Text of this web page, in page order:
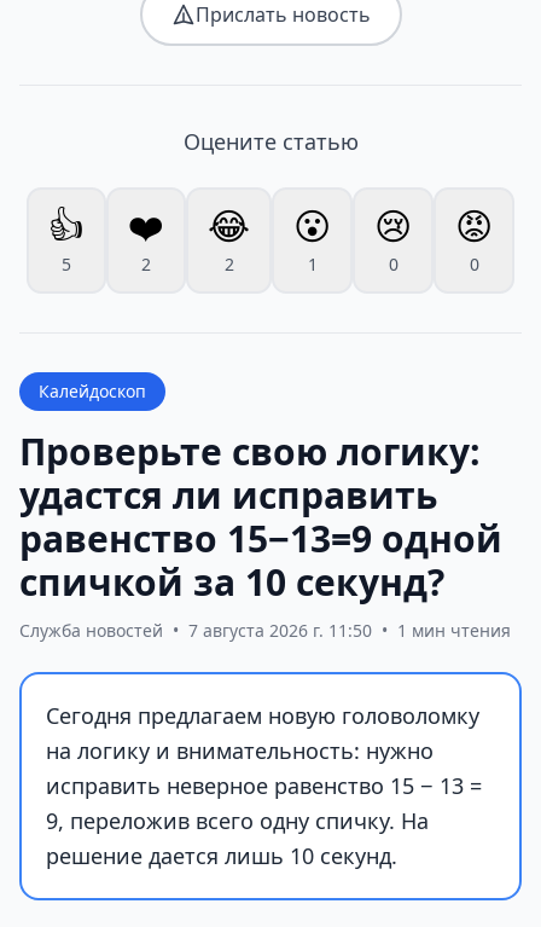
Прислать новость
Оцените статью
👍
5
❤️
2
😂
2
😮
1
😢
0
😡
0
Калейдоскоп
Проверьте свою логику:
удастся ли исправить
равенство 15−13=9 одной
спичкой за 10 секунд?
Служба новостей • 7 августа 2026 г. 11:50 • 1 мин чтения
Сегодня предлагаем новую головоломку
на логику и внимательность: нужно
исправить неверное равенство 15 − 13 =
9, переложив всего одну спичку. На
решение дается лишь 10 секунд.